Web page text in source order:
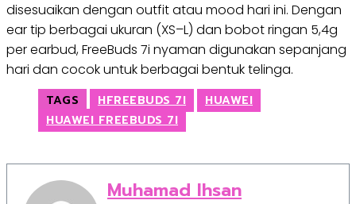
disesuaikan dengan outfit atau mood hari ini. Dengan
ear tip berbagai ukuran (XS–L) dan bobot ringan 5,4g
per earbud, FreeBuds 7i nyaman digunakan sepanjang
hari dan cocok untuk berbagai bentuk telinga.
TAGS HFREEBUDS 7I
HUAWEI
HUAWEI FREEBUDS 7I
Muhamad Ihsan